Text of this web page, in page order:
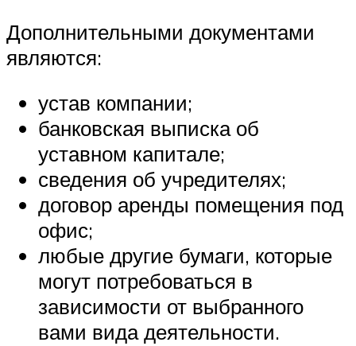
Дополнительными документами
являются:
устав компании;
банковская выписка об
уставном капитале;
сведения об учредителях;
договор аренды помещения под
офис;
любые другие бумаги, которые
могут потребоваться в
зависимости от выбранного
вами вида деятельности.